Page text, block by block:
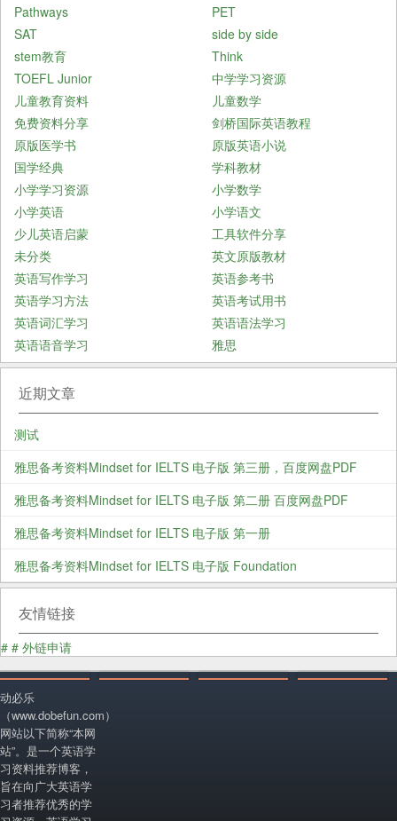
Pathways
PET
SAT
side by side
stem教育
Think
TOEFL Junior
中学学习资源
儿童教育资料
儿童数学
免费资料分享
剑桥国际英语教程
原版医学书
原版英语小说
国学经典
学科教材
小学学习资源
小学数学
小学英语
小学语文
少儿英语启蒙
工具软件分享
未分类
英文原版教材
英语写作学习
英语参考书
英语学习方法
英语考试用书
英语词汇学习
英语语法学习
英语语音学习
雅思
近期文章
测试
雅思备考资料Mindset for IELTS 电子版 第三册，百度网盘PDF
雅思备考资料Mindset for IELTS 电子版 第二册 百度网盘PDF
雅思备考资料Mindset for IELTS 电子版 第一册
雅思备考资料Mindset for IELTS 电子版 Foundation
友情链接
# # 外链申请
动必乐
（www.dobefun.com）
网站以下简称“本网
站”。是一个英语学
习资料推荐博客，
旨在向广大英语学
习者推荐优秀的学